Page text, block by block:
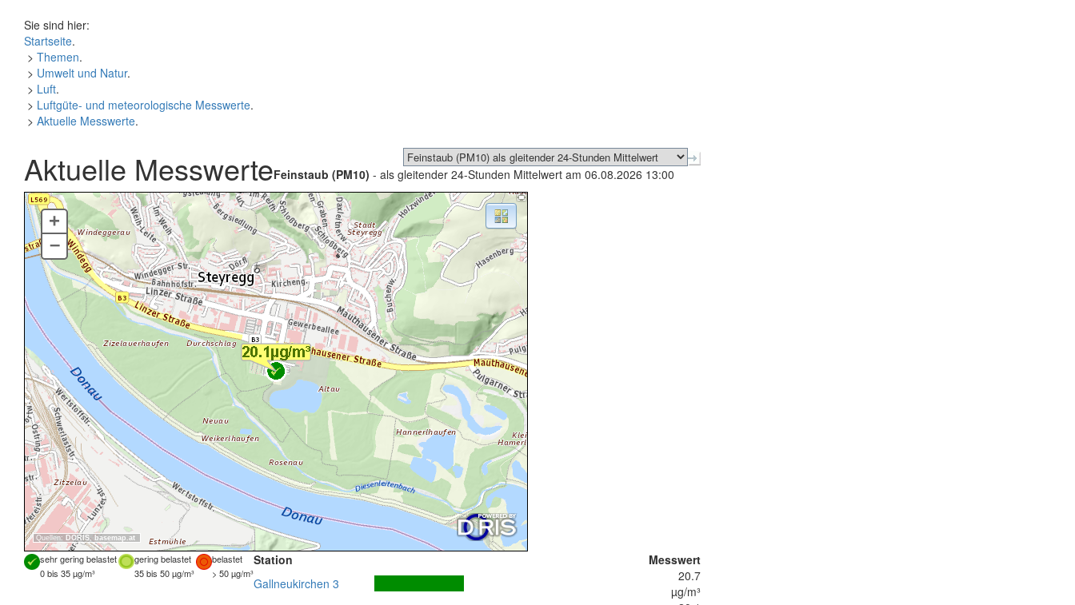
Sie sind hier:
Startseite.
> Themen.
> Umwelt und Natur.
> Luft.
> Luftgüte- und meteorologische Messwerte.
> Aktuelle Messwerte.
Aktuelle MesswerteFeinstaub (PM10) - als gleitender 24-Stunden Mittelwert am 06.08.2026 13:00
Quellen: DORIS, basemap.at
+
–
sehr gering belastet gering belastet
belastet
0 bis 35 µg/m³
35 bis 50 µg/m³ > 50 µg/m³
Station
Messwert
Gallneukirchen 3
20.7
µg/m³